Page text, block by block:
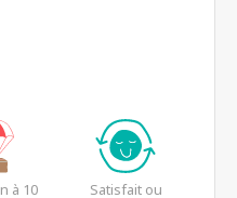
à 10
Satisfait ou